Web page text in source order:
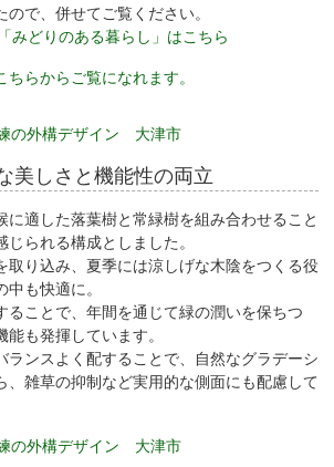
で、併せてご覧ください。
みどりのある暮らし」はこちら
らからご覧になれます。
美しさと機能性の両立
に適した落葉樹と常緑樹を組み合わせること
られる構成としました。
取り込み、夏季には涼しげな木陰をつくる役
も快適に。
ることで、年間を通じて緑の潤いを保ちつ
も発揮しています。
ランスよく配することで、自然なグラデーシ
、雑草の抑制など実用的な側面にも配慮して